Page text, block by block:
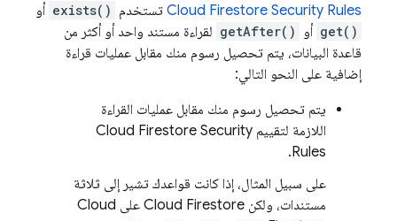
Cloud Firestore Security Rules تستخدم exists() أو
get() أو getAfter() لقراءة مستند واحد أو أكثر من
قاعدة البيانات، يتم تحصيل رسوم منك مقابل عمليات قراءة
إضافية على النحو التالي:
يتم تحصيل رسوم منك مقابل عمليات القراءة
اللازمة لتقييم
Cloud Firestore Security
Rules
.
على سبيل المثال، إذا كانت قواعدك تشير إلى ثلاثة
مستندات، ولكن Cloud Firestore
على Cloud